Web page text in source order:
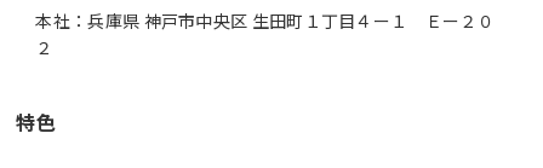
本社：兵庫県 神戸市中央区 生田町１丁目４ー１ Ｅー２０
２
特色